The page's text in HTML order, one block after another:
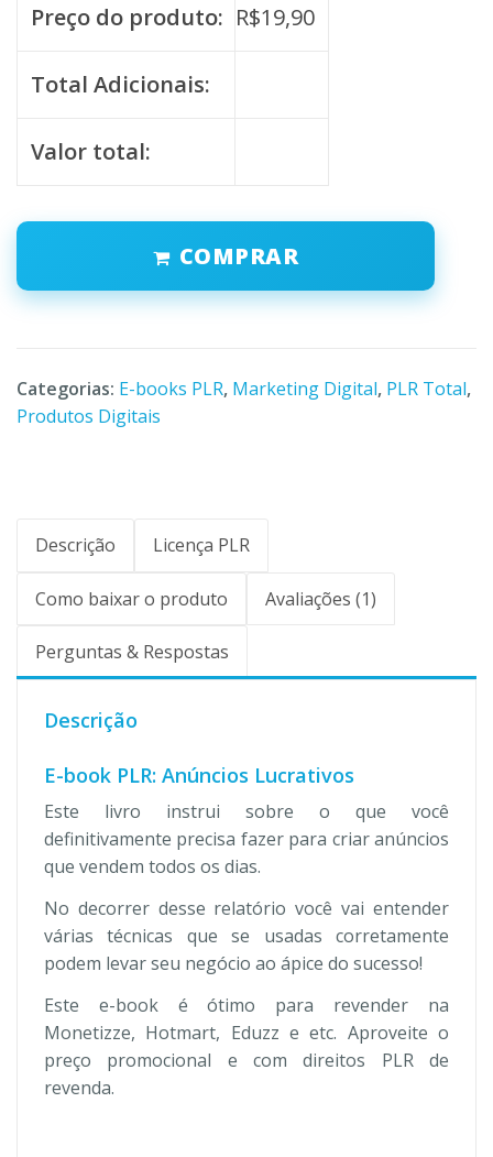
Preço do produto: R$19,90
Total Adicionais:
Valor total:
COMPRAR
Categorias: E-books PLR, Marketing Digital, PLR Total,
Produtos Digitais
Descrição Licença PLR
Como baixar o produto Avaliações (1)
Perguntas & Respostas
Descrição
E-book PLR: Anúncios Lucrativos
Este livro instrui sobre o que você
definitivamente precisa fazer para criar anúncios
que vendem todos os dias.
No decorrer desse relatório você vai entender
várias técnicas que se usadas corretamente
podem levar seu negócio ao ápice do sucesso!
Este e-book é ótimo para revender na
Monetizze, Hotmart, Eduzz e etc. Aproveite o
preço promocional e com direitos PLR de
revenda.